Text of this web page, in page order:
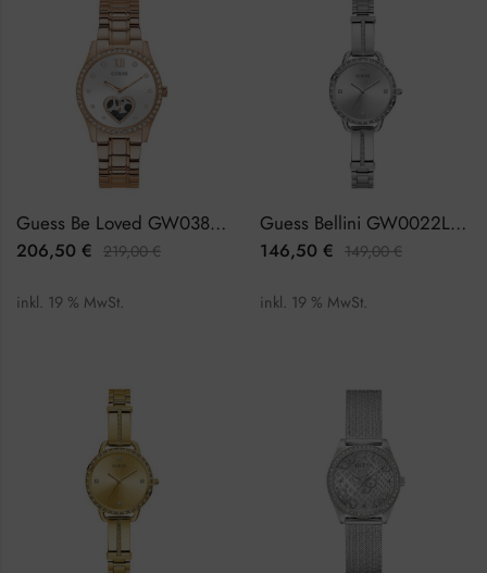
Guess Be Loved GW0380L3 Damenuhr
206,50 € 219,00€
inkl. 19 % MwSt.
Guess Bellini GW0022L1 Damenuhr
146,50 € 149,00€
inkl. 19 % MwSt.